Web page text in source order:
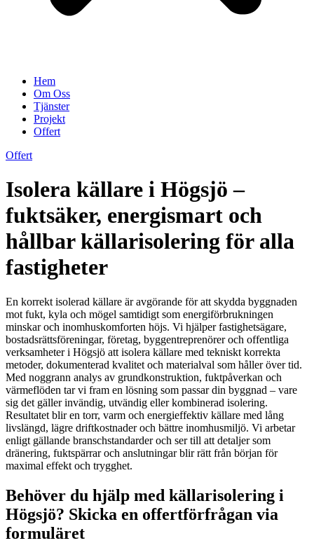
Hem
Om Oss
Tjänster
Projekt
Offert
Offert
Isolera källare i Högsjö –
fuktsäker, energismart och
hållbar källarisolering för alla
fastigheter
En korrekt isolerad källare är avgörande för att skydda byggnaden
mot fukt, kyla och mögel samtidigt som energiförbrukningen
minskar och inomhuskomforten höjs. Vi hjälper fastighetsägare,
bostadsrättsföreningar, företag, byggentreprenörer och offentliga
verksamheter i Högsjö att isolera källare med tekniskt korrekta
metoder, dokumenterad kvalitet och materialval som håller över tid.
Med noggrann analys av grundkonstruktion, fuktpåverkan och
värmeflöden tar vi fram en lösning som passar din byggnad – vare
sig det gäller invändig, utvändig eller kombinerad isolering.
Resultatet blir en torr, varm och energieffektiv källare med lång
livslängd, lägre driftkostnader och bättre inomhusmiljö. Vi arbetar
enligt gällande branschstandarder och ser till att detaljer som
dränering, fuktspärrar och anslutningar blir rätt från början för
maximal effekt och trygghet.
Behöver du hjälp med källarisolering i
Högsjö? Skicka en offertförfrågan via
formuläret